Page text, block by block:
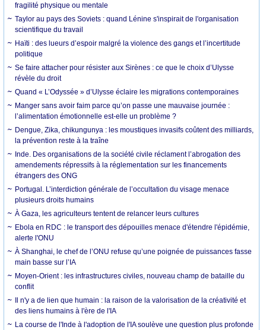
fragilité physique ou mentale
Taylor au pays des Soviets : quand Lénine s'inspirait de l'organisation
scientifique du travail
Haïti : des lueurs d’espoir malgré la violence des gangs et l’incertitude
politique
Se faire attacher pour résister aux Sirènes : ce que le choix d’Ulysse
révèle du droit
Quand « L’Odyssée » d’Ulysse éclaire les migrations contemporaines
Manger sans avoir faim parce qu’on passe une mauvaise journée :
l’alimentation émotionnelle est-elle un problème ?
Dengue, Zika, chikungunya : les moustiques invasifs coûtent des milliards,
la prévention reste à la traîne
Inde. Des organisations de la société civile réclament l’abrogation des
amendements répressifs à la réglementation sur les financements
étrangers des ONG
Portugal. L’interdiction générale de l’occultation du visage menace
plusieurs droits humains
À Gaza, les agriculteurs tentent de relancer leurs cultures
Ebola en RDC : le transport des dépouilles menace d'étendre l'épidémie,
alerte l'ONU
À Shanghai, le chef de l’ONU refuse qu’une poignée de puissances fasse
main basse sur l’IA
Moyen-Orient : les infrastructures civiles, nouveau champ de bataille du
conflit
Il n'y a de lien que humain : la raison de la valorisation de la créativité et
des liens humains à l'ère de l'IA
La course de l'Inde à l'adoption de l'IA soulève une question plus profonde